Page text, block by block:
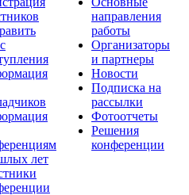
лет
направления
работы
Организаторы
и партнеры
Новости
Подписка на
рассылки
Фотоотчеты
Решения
конференции